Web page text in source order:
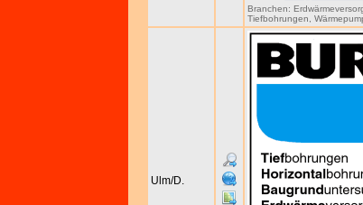
Branchen:
Tiefbohrungen
,
Ulm/D.